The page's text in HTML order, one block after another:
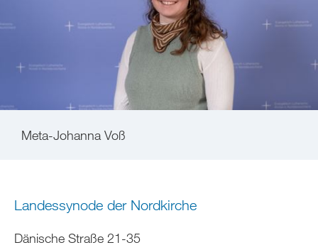
Meta-Johanna Voß
Landessynode der Nordkirche
Dänische Straße 21-35